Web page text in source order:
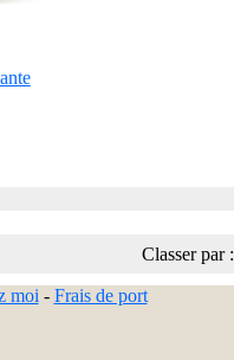
Classer par :
moi - Frais de port